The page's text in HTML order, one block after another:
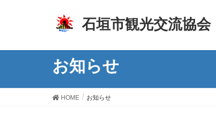
石垣市観光交流協会
お知らせ
HOME お知らせ